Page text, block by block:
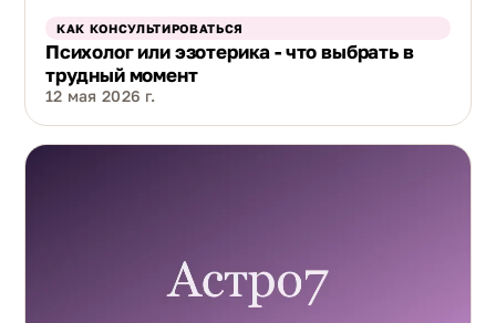
КАК КОНСУЛЬТИРОВАТЬСЯ
Психолог или эзотерика - что выбрать в
трудный момент
12 мая 2026 г.